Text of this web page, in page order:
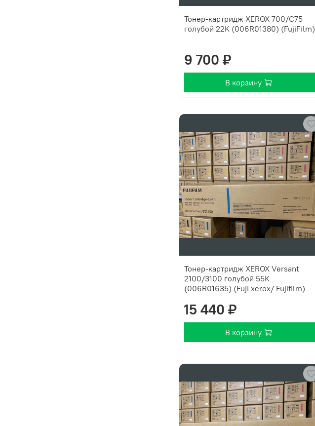
Тонер-картридж XEROX 700/C75
голубой 22K (006R01380) (FujiFilm)
9 700 ₽
В корзину
Тонер-картридж XEROX Versant
2100/3100 голубой 55K
(006R01635) (Fuji xerox/ Fujifilm)
15 440 ₽
В корзину